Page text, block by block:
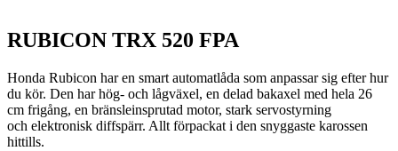
RUBICON TRX 520 FPA
Honda Rubicon har en smart automatlåda som anpassar sig efter hur
du kör. Den har hög- och lågväxel, en delad bakaxel med hela 26
cm frigång, en bränsleinsprutad motor, stark servostyrning
och elektronisk diffspärr. Allt förpackat i den snyggaste karossen
hittills.